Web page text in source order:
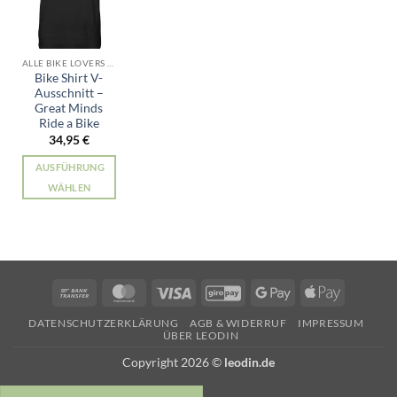
ALLE BIKE LOVERS PRODUKTE
Bike Shirt V-
Ausschnitt –
Great Minds
Ride a Bike
34,95€
AUSFÜHRUNG
WÄHLEN
mehrere
Varianten
auf.
Die
Bank
MasterCardVisa GiroPay Google
Apple
DATENSCHUTZERKLÄRUNG AGB & WIDERRUF
IMPRESSUM
ÜBER LEODIN
Copyright 2026 © leodin.de